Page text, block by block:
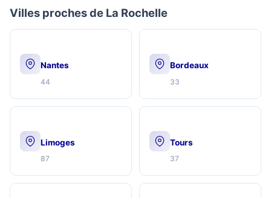
Villes proches de La Rochelle
Nantes
44
Bordeaux
33
Limoges
87
Tours
37